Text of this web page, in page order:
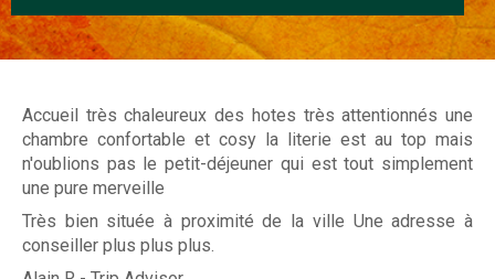
n
d
e
s
J
a
Accueil très chaleureux des hotes très attentionnés une
chambre confortable et cosy la literie est au top mais
n'oublions pas le petit-déjeuner qui est tout simplement
une pure merveille
Très bien située à proximité de la ville Une adresse à
conseiller plus plus plus.